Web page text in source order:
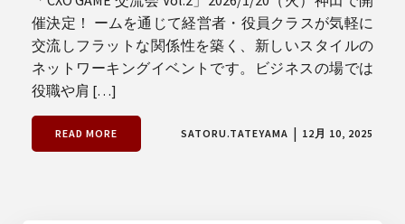
催決定！ ームを通じて経営者・役員クラスが気軽に
交流しフラットな関係性を築く、新しいスタイルの
ネットワーキングイベントです。ビジネスの場では
役職や肩 […]
READ MORE SATORU.TATEYAMA | 12月 10, 2025